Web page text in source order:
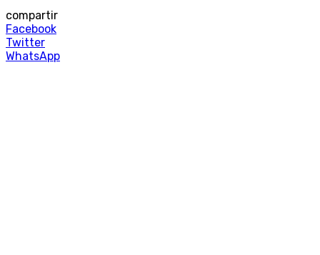
compartir
Facebook
Twitter
WhatsApp